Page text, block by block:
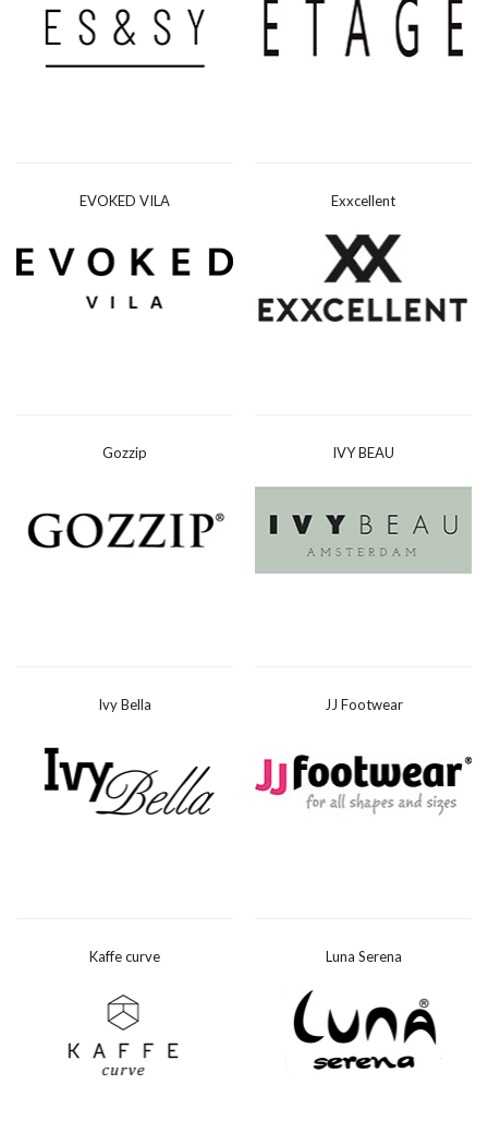
EVOKED VILA Exxcellent
Gozzip IVY BEAU
Ivy Bella JJ Footwear
Kaffe curve Luna Serena